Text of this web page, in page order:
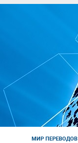
МИР ПЕРЕВОДОВ